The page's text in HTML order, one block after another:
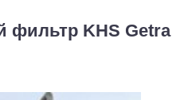
фильтр KHS Getra